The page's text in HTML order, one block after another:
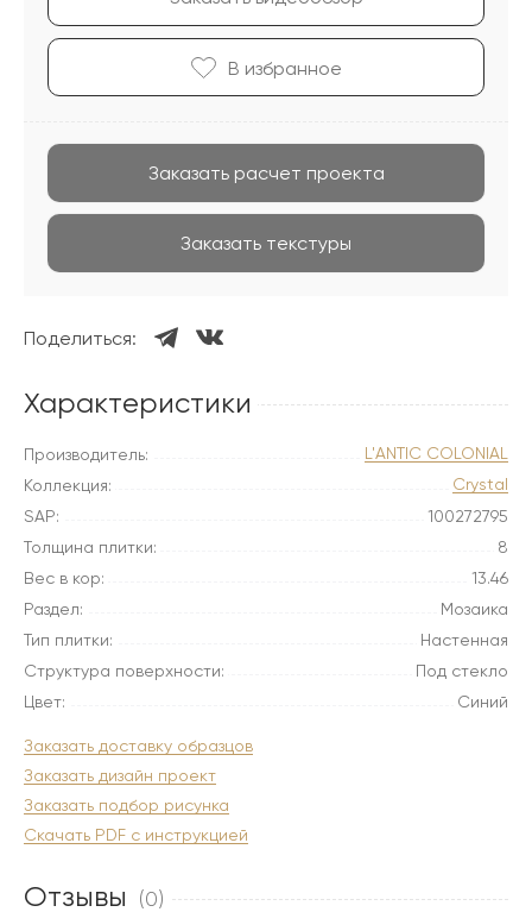
В избранноe
Заказать расчет проекта
Заказать текстуры
Поделиться:
Характеристики
Производитель:
L'ANTIC COLONIAL
Коллекция:
Crystal
SAP:
100272795
Толщина плитки:
8
Вес в кор:
13.46
Раздел:
Мозаика
Тип плитки:
Настенная
Структура поверхности:
Под стекло
Цвет:
Синий
Заказать доставку образцов
Заказать дизайн проект
Заказать подбор рисунка
Скачать PDF с инструкцией
Отзывы (0)